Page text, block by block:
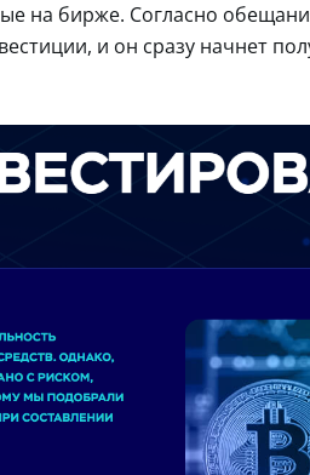
на бирже. Согласно
и он сразу начнет